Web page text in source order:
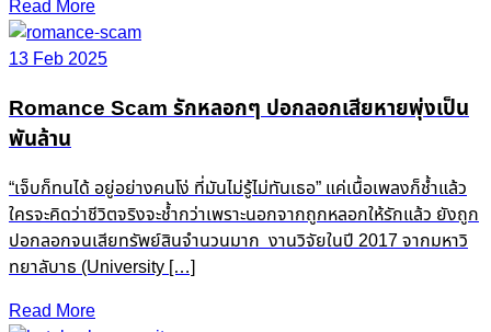
Read More
13 Feb 2025
Romance Scam รักหลอกๆ ปอกลอกเสียหายพุ่งเป็น
พันล้าน
“เจ็บก็ทนได้ อยู่อย่างคนโง่ ที่มันไม่รู้ไม่ทันเธอ” แค่เนื้อเพลงก็ช้ำแล้ว
ใครจะคิดว่าชีวิตจริงจะช้ำกว่าเพราะนอกจากถูกหลอกให้รักแล้ว ยังถูก
ปอกลอกจนเสียทรัพย์สินจำนวนมาก งานวิจัยในปี 2017 จากมหาวิ
ทยาลับาธ (University […]
Read More